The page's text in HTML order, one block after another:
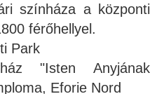
színháza a központi
férőhellyel.
Park
"Isten Anyjának
Eforie Nord